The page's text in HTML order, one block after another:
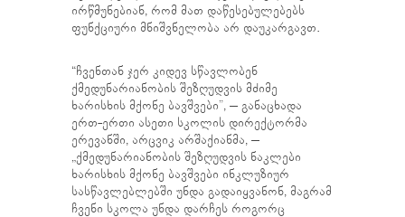
ირწმუნებიან, რომ მათ დაწესებულებებს
ფუნქციური მნიშვნელობა არ დაუკარგავთ.
“ჩვენთან ჯერ კიდევ სწავლობენ
ქმედუნარიანობის შეზღუდვის მძიმე
ხარისხის მქონე ბავშვები”, – განაცხადა
ერთ-ერთი ასეთი სკოლის დირექტორმა
ერევანში, არცვიკ არშაქიანმა, –
„ქმედუნარიანობის შეზღუდვის ნაკლები
ხარისხის მქონე ბავშვები ინკლუზიურ
სასწავლებლებში უნდა გადაიყვანონ, მაგრამ
ჩვენი სკოლა უნდა დარჩეს როგორც